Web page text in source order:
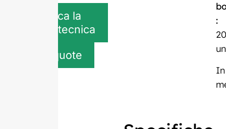
Scarica la
scheda tecnica
Get quote
:
In